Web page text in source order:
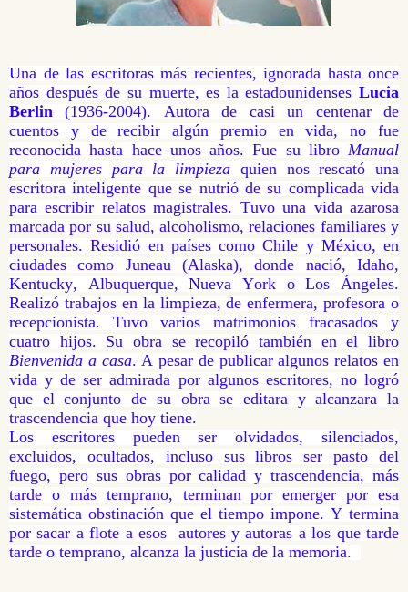
Una de las escritoras más recientes, ignorada hasta once
años después de su muerte, es la estadounidenses Lucia
Berlin (1936-2004). Autora de casi un centenar de
cuentos y de recibir algún premio en vida, no fue
reconocida hasta hace unos años. Fue su libro Manual
para mujeres para la limpieza quien nos rescató una
escritora inteligente que se nutrió de su complicada vida
para escribir relatos magistrales. Tuvo una vida azarosa
marcada por su salud, alcoholismo, relaciones familiares y
personales. Residió en países como Chile y México, en
ciudades como Juneau (Alaska), donde nació, Idaho,
Kentucky, Albuquerque, Nueva York o Los Ángeles.
Realizó trabajos en la limpieza, de enfermera, profesora o
recepcionista. Tuvo varios matrimonios fracasados y
cuatro hijos. Su obra se recopiló también en el libro
Bienvenida a casa. A pesar de publicar algunos relatos en
vida y de ser admirada por algunos escritores, no logró
que el conjunto de su obra se editara y alcanzara la
trascendencia que hoy tiene.
Los escritores pueden ser olvidados, silenciados,
excluidos, ocultados, incluso sus libros ser pasto del
fuego, pero sus obras por calidad y trascendencia, más
tarde o más temprano, terminan por emerger por esa
sistemática obstinación que el tiempo impone. Y termina
por sacar a flote a esos autores y autoras a los que tarde
tarde o temprano, alcanza la justicia de la memoria.